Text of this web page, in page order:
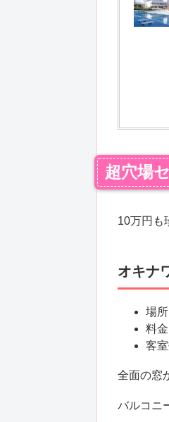
超穴場
10万円も
オキナ
場
料
客
全面の窓
バルコニ